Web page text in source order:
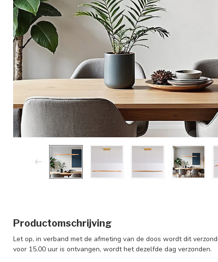
Productomschrijving
Let op, in verband met de afmeting van de doos wordt dit
voor 15.00 uur is ontvangen, wordt het dezelfde dag verzonden.